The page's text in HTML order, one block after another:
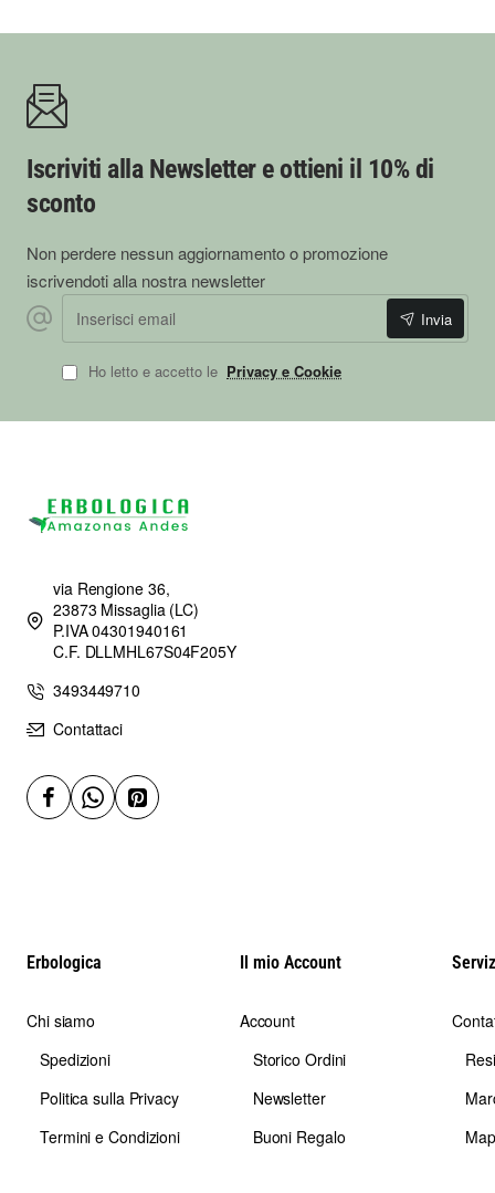
Iscriviti alla Newsletter e ottieni il 10% di
sconto
Non perdere nessun aggiornamento o promozione
iscrivendoti alla nostra newsletter
Inserisci email
Invia
Ho letto e accetto le Privacy e Cookie
via Rengione 36,
23873 Missaglia (LC)
P.IVA 04301940161
C.F. DLLMHL67S04F205Y
3493449710
Contattaci
Erbologica
Chi siamo
Spedizioni
Politica sulla Privacy
Termini e Condizioni
Il mio Account
Account
Storico Ordini
Newsletter
Buoni Regalo